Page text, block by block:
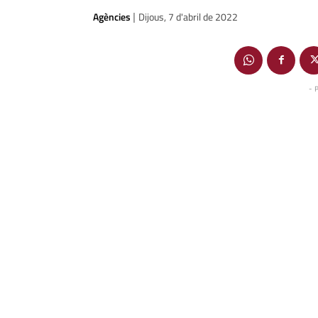
Agències | Dijous, 7 d'abril de 2022
-